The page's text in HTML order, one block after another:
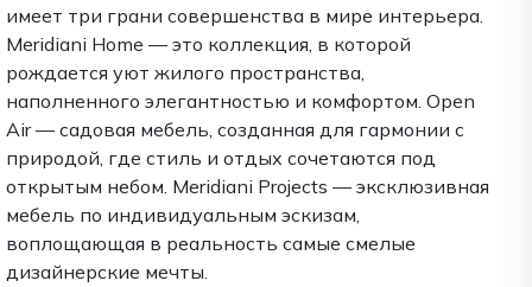
имеет три грани совершенства в мире интерьера.
Meridiani Home — это коллекция, в которой
рождается уют жилого пространства,
наполненного элегантностью и комфортом. Open
Air — садовая мебель, созданная для гармонии с
природой, где стиль и отдых сочетаются под
открытым небом. Meridiani Projects — эксклюзивная
мебель по индивидуальным эскизам,
воплощающая в реальность самые смелые
дизайнерские мечты.